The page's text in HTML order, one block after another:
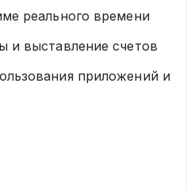
реального времени
и выставление счетов
приложений и